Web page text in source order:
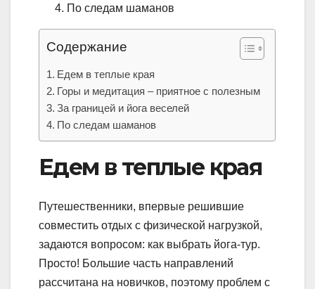
По следам шаманов
Содержание
Едем в теплые края
Горы и медитация – приятное с полезным
За границей и йога веселей
По следам шаманов
Едем в теплые края
Путешественники, впервые решившие
совместить отдых с физической нагрузкой,
задаются вопросом: как выбрать йога-тур.
Просто! Большие часть направлений
рассчитана на новичков, поэтому проблем с